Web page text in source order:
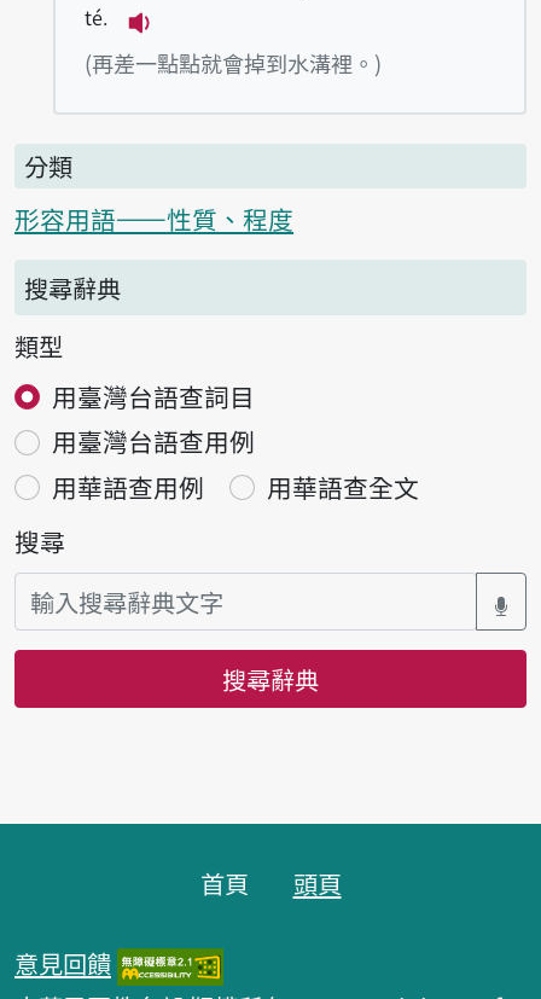
té.
播放例句Koh tsha lím-lím--á tō ē
(再差一點點就會掉到水溝裡。)
分類
形容用語——性質、程度
搜尋辭典
類型
用臺灣台語查詞目
用臺灣台語查用例
用華語查用例
用華語查全文
搜尋
搜尋辭典
首頁 頭頁
意見回饋